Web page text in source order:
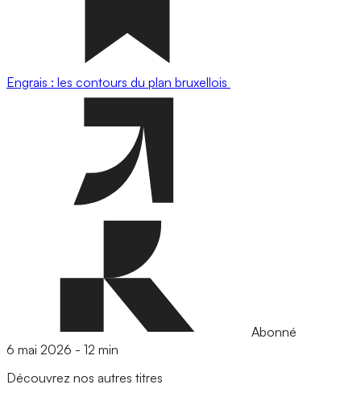
Engrais : les contours du plan bruxellois
Abonné
6 mai 2026 - 12 min
Découvrez nos autres titres